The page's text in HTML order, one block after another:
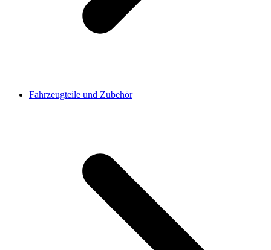
Fahrzeugteile und Zubehör